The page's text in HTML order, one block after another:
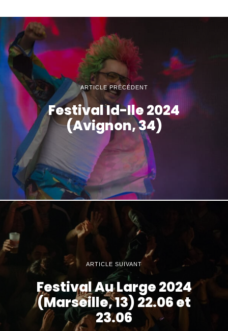
ARTICLE PRÉCÉDENT
Festival Id-Ile 2024
(Avignon, 34)
ARTICLE SUIVANT
Festival Au Large 2024
(Marseille, 13) 22.06 et
23.06